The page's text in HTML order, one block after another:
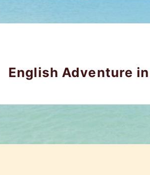
English Adventure in